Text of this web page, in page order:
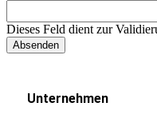
Dieses Feld dient zur
Unternehmen